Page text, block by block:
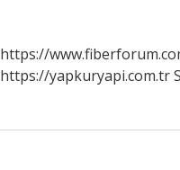
https://
https://yapkuryapi.com.tr